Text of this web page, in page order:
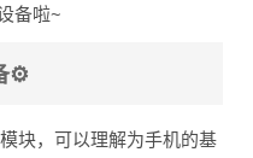
备啦~
⚙️
块，可以理解为手机的基